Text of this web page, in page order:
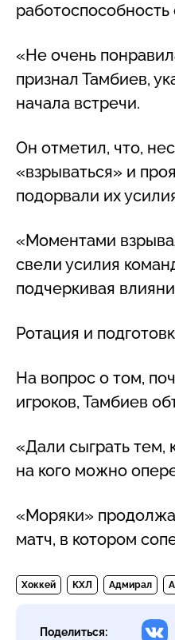
«Не очень
признал Тамбиев,
начала встречи.
Он отметил, что,
«взрываться» и
подорвали их
«Моментами
свели усилия
подчеркивая
Ротация и
На вопрос о том,
игроков, Тамбиев
«Дали сыграть тем,
на кого можно
«Моряки»
матч, в котором
Хоккей КХЛ Адмирал
Поделиться: